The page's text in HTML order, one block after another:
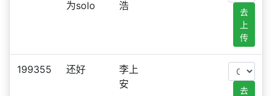
为solo
浩
去
上
传
199355 还好
李上
安
去